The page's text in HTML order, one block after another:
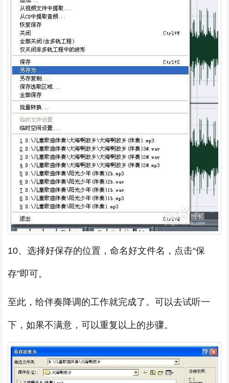
10、选择好保存的位置，命名好文件名，点击“保
存”即可。
至此，给伴奏降调的工作就完成了。可以去试听一
下，如果不满意，可以重复以上的步骤。